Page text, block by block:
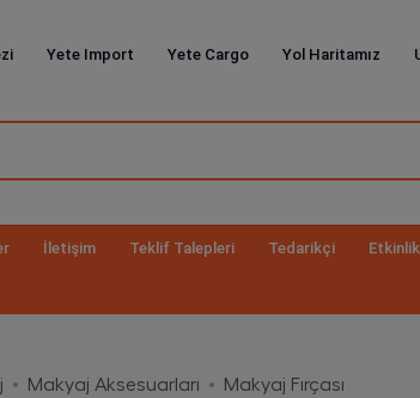
Yete Import Yete Cargo Yol Haritamız
İletişim Teklif Talepleri Tedarikçi
Makyaj Aksesuarları Makyaj Fırçası